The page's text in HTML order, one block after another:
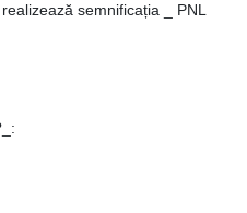
semnificația _ PNL